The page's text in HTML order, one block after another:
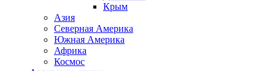
Крым
Азия
Северная Америка
Южная Америка
Африка
Космос